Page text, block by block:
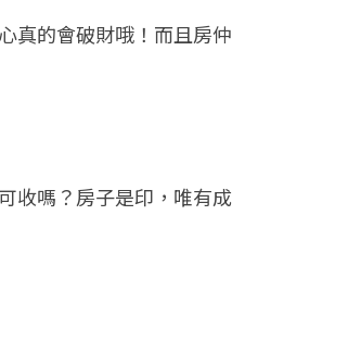
真的會破財哦！而且房仲
收嗎？房子是印，唯有成